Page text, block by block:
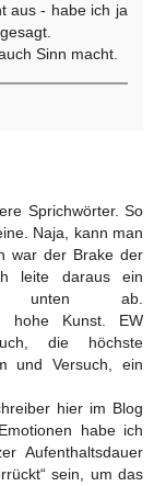
aus - habe ich ja
Sinn macht.
Sprichwörter. So
Naja, kann man
war der Brake der
leite daraus ein
unten ab.
hohe Kunst. EW
die höchste
und Versuch, ein
hier im Blog
habe ich
Aufenthaltsdauer
sein, um das